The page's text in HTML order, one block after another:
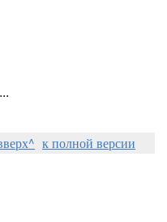
к полной версии